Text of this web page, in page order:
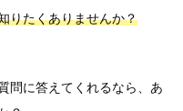
りたくありませんか？
問に答えてくれるなら、あ